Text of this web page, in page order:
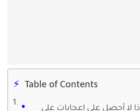
Table of Contents